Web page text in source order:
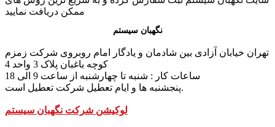
ممکن دریافت نمایید
نگهبان سیستم
تهران خیابان آزادی بین شادمان و یادگار امام روبروی شرکت زمزم
کوچه باغبان پلاک 3 واحد 4
پنجشنبه ها و ایام تعطیل شرکت تعطیل است.
لوکیشن شرکت نگهبان سیستم